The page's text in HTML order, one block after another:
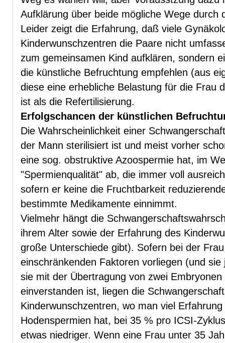
Aufklärung über beide mögliche Wege durch
Leider zeigt die Erfahrung, daß viele
Kinderwunschzentren die Paare nicht
zum gemeinsamen Kind aufklären, sondern
die künstliche Befruchtung empfehlen (aus
diese eine erhebliche Belastung für die Frau
ist als die Refertilisierung.
Erfolgschancen der künstlichen
Die Wahrscheinlichkeit einer
der Mann sterilisiert ist und meist vorher
eine sog. obstruktive Azoospermie hat, im
"Spermienqualität" ab, die immer voll
sofern er keine die Fruchtbarkeit
bestimmte Medikamente einnimmt.
Vielmehr hängt die
ihrem Alter sowie der Erfahrung des
große Unterschiede gibt). Sofern bei der
einschränkenden Faktoren vorliegen (und
sie mit der Übertragung von zwei
einverstanden ist, liegen die
Kinderwunschzentren, wo man viel
Hodenspermien hat, bei 35 % pro ICSI-
etwas niedriger. Wenn eine Frau unter 35